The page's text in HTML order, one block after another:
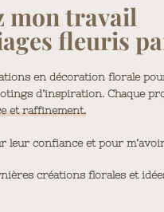
mon travail
fleuris
en décoration florale
d’inspiration. Chaque
et raffinement.
leur confiance et pour
créations florales et